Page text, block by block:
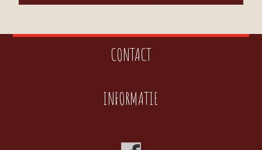
CONTACT
INFORMATIE